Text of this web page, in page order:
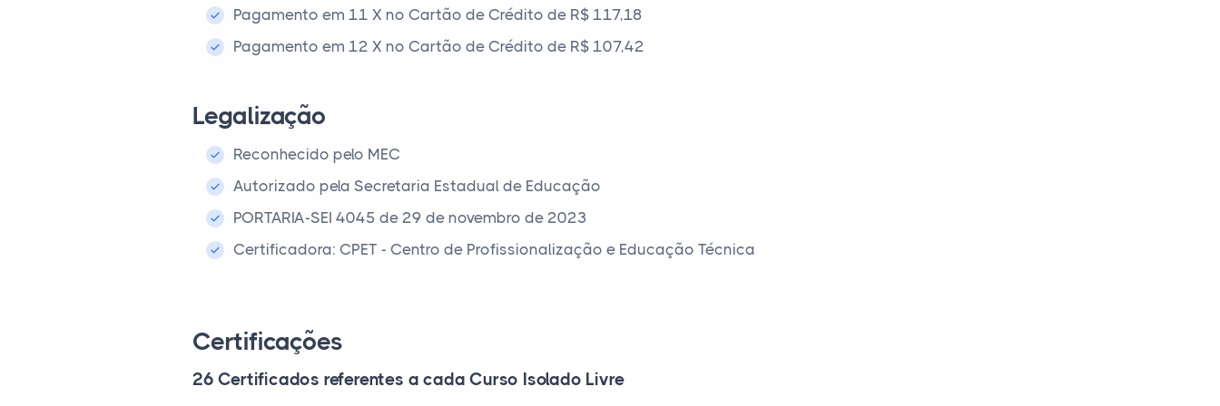
Pagamento em 11 X no Cartão de Crédito de R$ 117,18
Pagamento em 12 X no Cartão de Crédito de R$ 107,42
Legalização
Reconhecido pelo MEC
Autorizado pela Secretaria Estadual de Educação
PORTARIA-SEI 4045 de 29 de novembro de 2023
Certificadora: CPET - Centro de Profissionalização e Educação Técnica
Certificações
26 Certificados referentes a cada Curso Isolado Livre